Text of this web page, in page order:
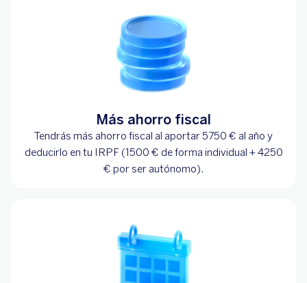
Más ahorro fiscal
Tendrás más ahorro fiscal al aportar 5750 € al año y
deducirlo en tu IRPF (1500 € de forma individual + 4250
€ por ser autónomo).